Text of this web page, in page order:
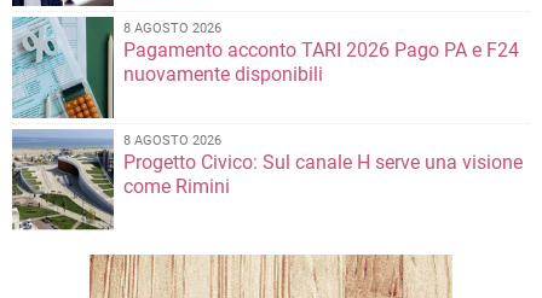
8 AGOSTO 2026
Pagamento acconto TARI 2026 Pago PA e F24
nuovamente disponibili
8 AGOSTO 2026
Progetto Civico: Sul canale H serve una visione
come Rimini